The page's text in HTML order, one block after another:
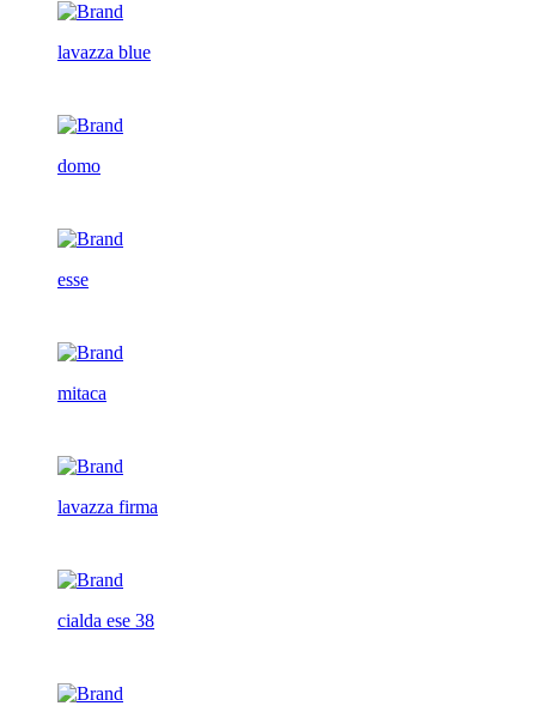
lavazza blue
domo
esse
mitaca
lavazza firma
cialda ese 38